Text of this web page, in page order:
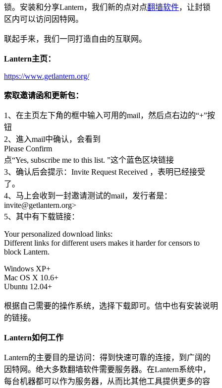
锁。安装和分享Lantern，我们新的点对点翻墙软件，让封锁
区内可以访问因特网。
联起手来，我们一同打造自由的互联网。
Lantern主页：
https://www.getlantern.org/
索取邀请函和更新包：
1、在主页左下角的框中输入可用的mail，然后点右边的“+”按
钮
2、進入mail中确认，会看到
Please Confirm
点“Yes, subscribe me to this list. ”这个蓝色区块链接
3、确认后会提示：Invite Request Received ，表明已经接受
了。
4、马上会收到一封邀请测试的mail，发行者是：
invite@getlantern.org>
5、其中有下载链接：
Your personalized download links:
Different links for different users makes it harder for censors to
block Lantern.
Windows XP+
Mac OS X 10.6+
Ubuntu 12.04+
根据自己需要的操作系统，选择下载即可。信中也有安装说明
的链接。
Lantern如何工作
Lantern的主要目的是访问：得到快速可靠的连接，到广阔的
因特网。绝大多数翻墙软件需要服务器。在Lantern系统中，
每台机器都可以作为服务器，从而比其他工具提供更多的容